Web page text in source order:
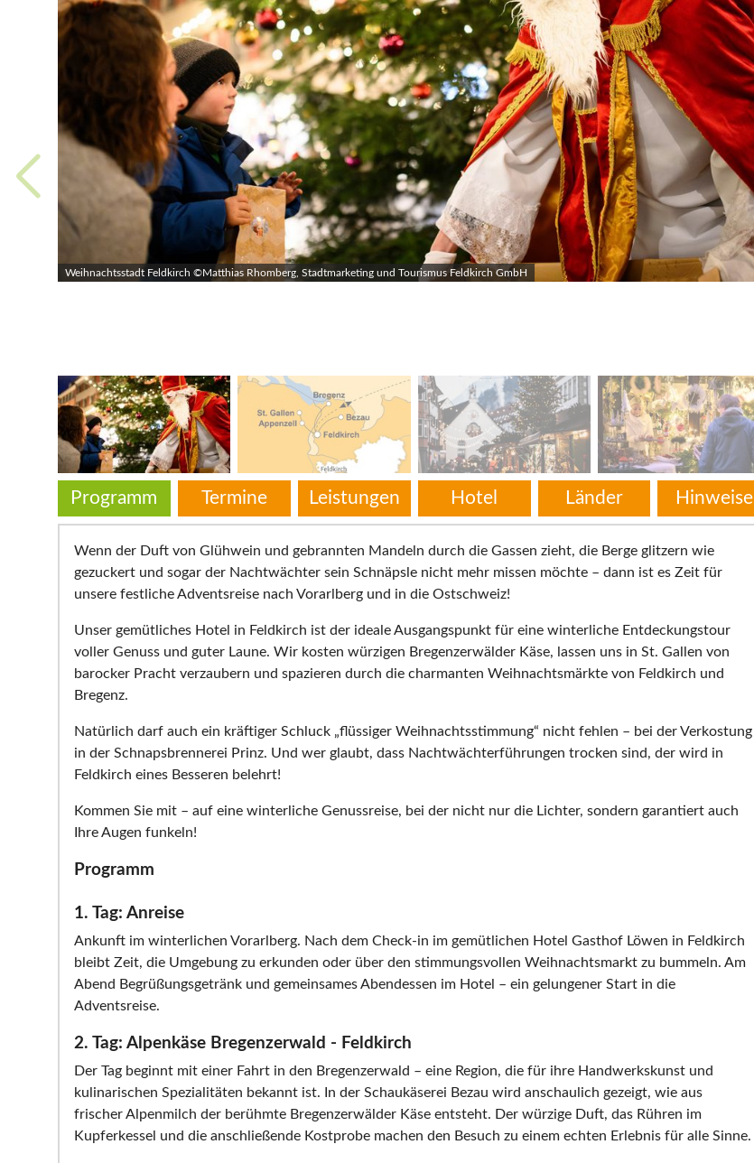
Weihnachtsstadt Feldkirch ©Matthias Rhomberg, Stadtmarketing und Tourismus Feldkirch GmbH
Programm
Wenn der Duft von Glühwein und gebrannten Mandeln durch die Gassen zieht, die Berge glitzern wie
gezuckert und sogar der Nachtwächter sein Schnäpsle nicht mehr missen möchte – dann ist es Zeit für
unsere festliche Adventsreise nach Vorarlberg und in die Ostschweiz!
Unser gemütliches Hotel in Feldkirch ist der ideale Ausgangspunkt für eine winterliche Entdeckungstour
voller Genuss und guter Laune. Wir kosten würzigen Bregenzerwälder Käse, lassen uns in St. Gallen von
barocker Pracht verzaubern und spazieren durch die charmanten Weihnachtsmärkte von Feldkirch und
Bregenz.
Natürlich darf auch ein kräftiger Schluck „flüssiger Weihnachtsstimmung“ nicht fehlen – bei der Verkostung
in der Schnapsbrennerei Prinz. Und wer glaubt, dass Nachtwächterführungen trocken sind, der wird in
Feldkirch eines Besseren belehrt!
Kommen Sie mit – auf eine winterliche Genussreise, bei der nicht nur die Lichter, sondern garantiert auch
Ihre Augen funkeln!
Programm
1. Tag: Anreise
Ankunft im winterlichen Vorarlberg. Nach dem Check-in im gemütlichen Hotel Gasthof Löwen in Feldkirch
bleibt Zeit, die Umgebung zu erkunden oder über den stimmungsvollen Weihnachtsmarkt zu bummeln. Am
Abend Begrüßungsgetränk und gemeinsames Abendessen im Hotel – ein gelungener Start in die
Adventsreise.
2. Tag: Alpenkäse Bregenzerwald - Feldkirch
Der Tag beginnt mit einer Fahrt in den Bregenzerwald – eine Region, die für ihre Handwerkskunst und
kulinarischen Spezialitäten bekannt ist. In der Schaukäserei Bezau wird anschaulich gezeigt, wie aus
frischer Alpenmilch der berühmte Bregenzerwälder Käse entsteht. Der würzige Duft, das Rühren im
Kupferkessel und die anschließende Kostprobe machen den Besuch zu einem echten Erlebnis für alle Sinne.
Termine Leistungen Hotel Länder Hinweise